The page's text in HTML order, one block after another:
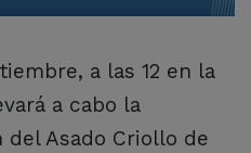
a las 12 en la
a cabo la
Asado Criollo de